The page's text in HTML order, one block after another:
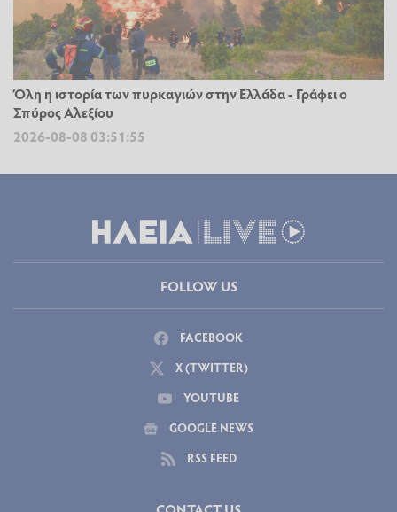
Όλη η ιστορία των πυρκαγιών στην Ελλάδα - Γράφει ο
Σπύρος Αλεξίου
2026-08-08 03:51:55
FOLLOW US
FACEBOOK
X (TWITTER)
YOUTUBE
GOOGLE NEWS
RSS FEED